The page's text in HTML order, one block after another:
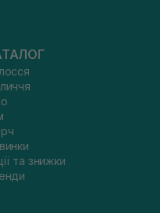
та знижки